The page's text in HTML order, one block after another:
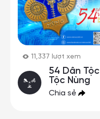
11,337 lượt xem
54 Dân
Tộc Nùng
Chia sẻ